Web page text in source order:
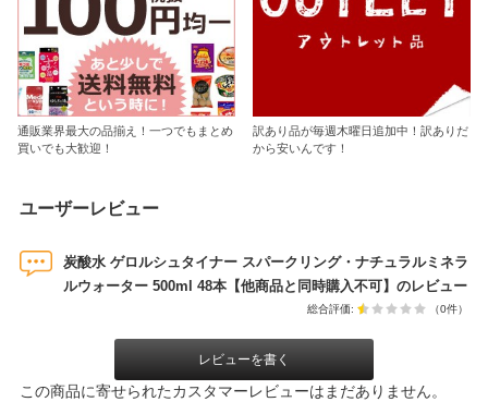
通販業界最大の品揃え！一つでもまとめ
買いでも大歓迎！
訳あり品が毎週木曜日追加中！訳ありだ
から安いんです！
ユーザーレビュー
炭酸水 ゲロルシュタイナー スパークリング・ナチュラルミネラ
ルウォーター 500ml 48本【他商品と同時購入不可】のレビュー
総合評価: （0件）
レビューを書く
この商品に寄せられたカスタマーレビューはまだありません。